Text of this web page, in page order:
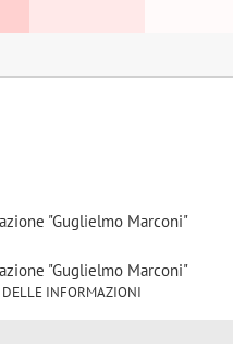
"Guglielmo Marconi"
"Guglielmo Marconi"
INFORMAZIONI